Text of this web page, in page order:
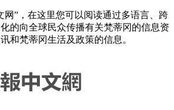
网”，在这里您可以阅读通过多语言、跨
的向全球民众传播有关梵蒂冈的信息资
和梵蒂冈生活及政策的信息。